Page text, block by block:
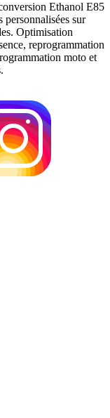
Ethanol E85
sur
Optimisation
reprogrammation
moto et